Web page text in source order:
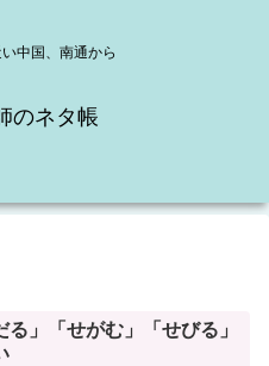
中国、南通から
のネタ帳
る」「せがむ」「せびる」